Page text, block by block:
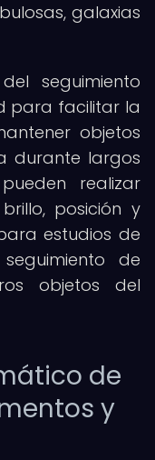
galaxias
seguimiento
para facilitar la
objetos
durante largos
realizar
posición y
estudios de
de
objetos del
de
y